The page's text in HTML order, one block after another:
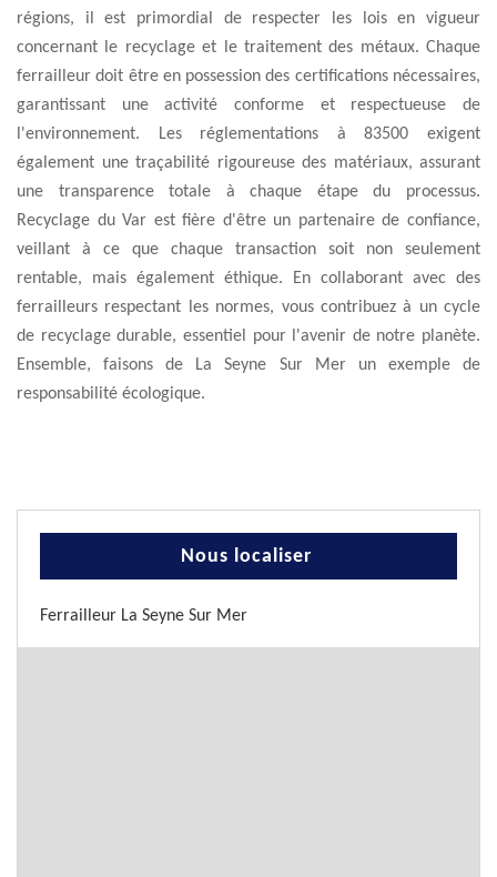
régions, il est primordial de respecter les lois en vigueur
concernant le recyclage et le traitement des métaux. Chaque
ferrailleur doit être en possession des certifications nécessaires,
garantissant une activité conforme et respectueuse de
l'environnement. Les réglementations à 83500 exigent
également une traçabilité rigoureuse des matériaux, assurant
une transparence totale à chaque étape du processus.
Recyclage du Var est fière d'être un partenaire de confiance,
veillant à ce que chaque transaction soit non seulement
rentable, mais également éthique. En collaborant avec des
ferrailleurs respectant les normes, vous contribuez à un cycle
de recyclage durable, essentiel pour l'avenir de notre planète.
Ensemble, faisons de La Seyne Sur Mer un exemple de
responsabilité écologique.
Nous localiser
Ferrailleur La Seyne Sur Mer